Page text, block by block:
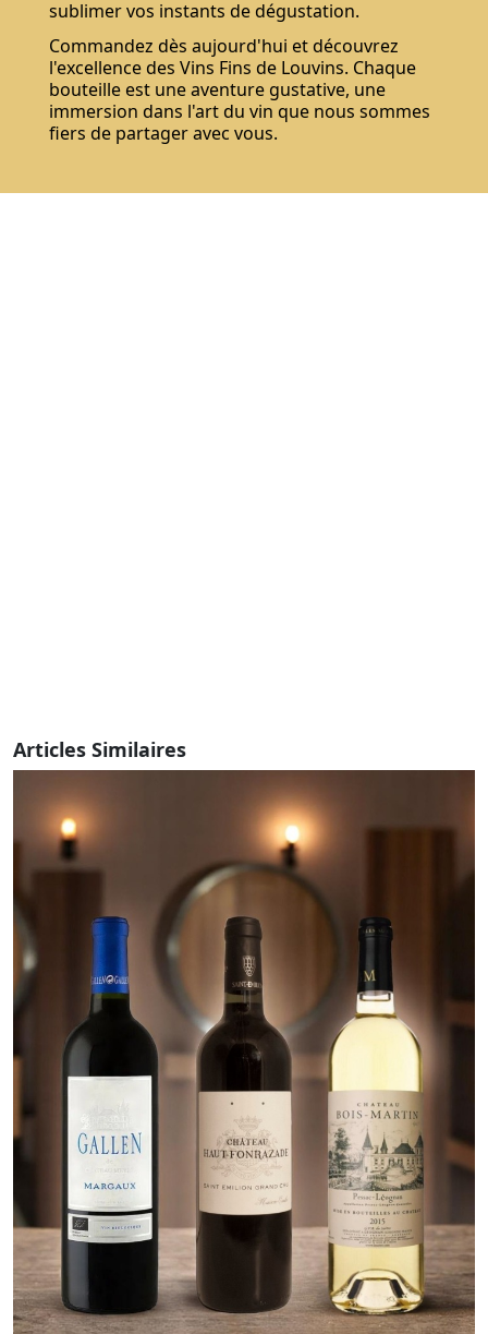
sublimer vos instants de dégustation.
Commandez dès aujourd'hui et découvrez
l'excellence des Vins Fins de Louvins. Chaque
bouteille est une aventure gustative, une
immersion dans l'art du vin que nous sommes
fiers de partager avec vous.
Articles Similaires